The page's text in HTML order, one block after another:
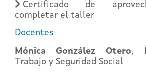
Certificado de
completar el taller
Docentes
Mónica González Otero,
Trabajo y Seguridad Social